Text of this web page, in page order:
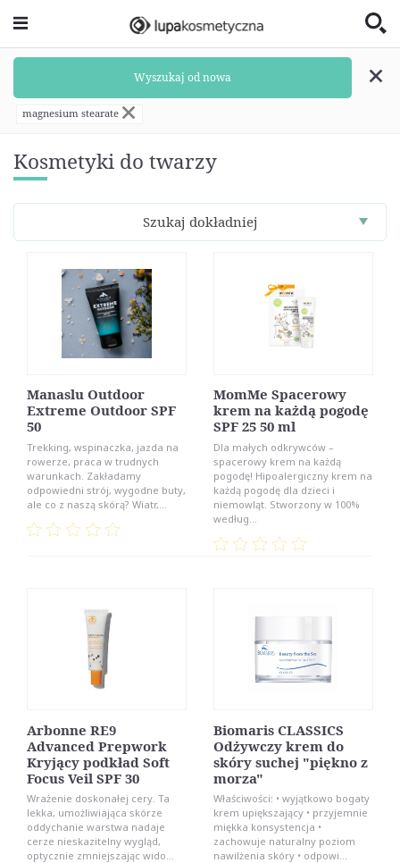
Kosmetyki do twarzy
Wyszukaj od nowa
magnesium stearate
Szukaj dokładniej
Manaslu Outdoor
Extreme Outdoor SPF
50
Trekking, wspinaczka, jazda na
rowerze, praca w trudnych
warunkach. Zakładamy
odpowiedni strój, wygodne buty,
ale co z naszą skórą? Wiatr,...
MomMe Spacerowy
krem na każdą pogodę
SPF 25 50 ml
Dla małych odkrywców –
spacerowy krem na każdą
pogodę! Hipoalergiczny krem na
każdą pogodę dla dzieci i
niemowląt. Stworzony w 100%
według...
Arbonne RE9
Advanced Prepwork
Kryjący podkład Soft
Focus Veil SPF 30
Wrażenie doskonałej cery. Ta
lekka, umożliwiająca skórze
oddychanie warstwa nadaje
cerze nieskazitelny wygląd,
optycznie zmniejszając wido...
Biomaris CLASSICS
Odżywczy krem do
skóry suchej "piękno z
morza"
Właściwości: • wyjątkowo bogaty
krem upiększający • przyjemnie
miękka konsystencja •
zachowuje naturalny poziom
nawilżenia skóry • odpowi...